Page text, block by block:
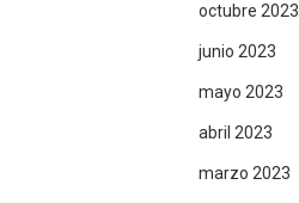
octubre 2023
junio 2023
mayo 2023
abril 2023
marzo 2023